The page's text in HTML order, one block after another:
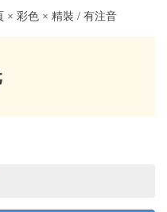
× 彩色 × 精裝 / 有注音